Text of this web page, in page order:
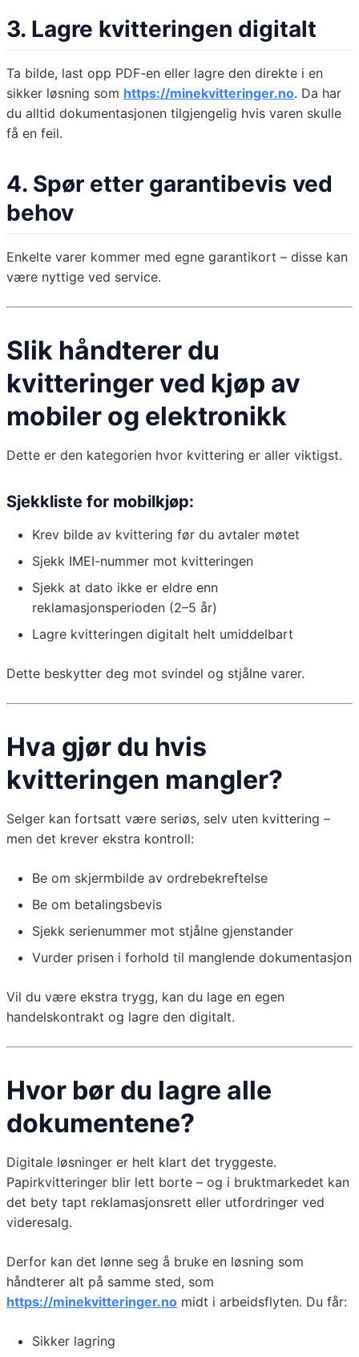
3. Lagre kvitteringen digitalt
Ta bilde, last opp PDF-en eller lagre den direkte i en
sikker løsning som https://minekvitteringer.no. Da har
du alltid dokumentasjonen tilgjengelig hvis varen skulle
få en feil.
4. Spør etter garantibevis ved
behov
Enkelte varer kommer med egne garantikort – disse kan
være nyttige ved service.
Slik håndterer du
kvitteringer ved kjøp av
mobiler og elektronikk
Dette er den kategorien hvor kvittering er aller viktigst.
Sjekkliste for mobilkjøp:
Krev bilde av kvittering før du avtaler møtet
Sjekk IMEI-nummer mot kvitteringen
Sjekk at dato ikke er eldre enn
reklamasjonsperioden (2–5 år)
Lagre kvitteringen digitalt helt umiddelbart
Dette beskytter deg mot svindel og stjålne varer.
Hva gjør du hvis
kvitteringen mangler?
Selger kan fortsatt være seriøs, selv uten kvittering –
men det krever ekstra kontroll:
Be om skjermbilde av ordrebekreftelse
Be om betalingsbevis
Sjekk serienummer mot stjålne gjenstander
Vurder prisen i forhold til manglende dokumentasjon
Vil du være ekstra trygg, kan du lage en egen
handelskontrakt og lagre den digitalt.
Hvor bør du lagre alle
dokumentene?
Digitale løsninger er helt klart det tryggeste.
Papirkvitteringer blir lett borte – og i bruktmarkedet kan
det bety tapt reklamasjonsrett eller utfordringer ved
videresalg.
Derfor kan det lønne seg å bruke en løsning som
håndterer alt på samme sted, som
https://minekvitteringer.no midt i arbeidsflyten. Du får:
Sikker lagring